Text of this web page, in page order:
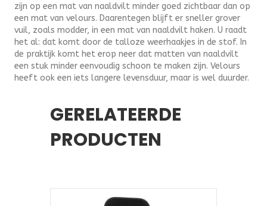
zijn op een mat van naaldvilt minder goed zichtbaar dan op
een mat van velours. Daarentegen blijft er sneller grover
vuil, zoals modder, in een mat van naaldvilt haken. U raadt
het al: dat komt door de talloze weerhaakjes in de stof. In
de praktijk komt het erop neer dat matten van naaldvilt
een stuk minder eenvoudig schoon te maken zijn. Velours
heeft ook een iets langere levensduur, maar is wel duurder.
GERELATEERDE
PRODUCTEN